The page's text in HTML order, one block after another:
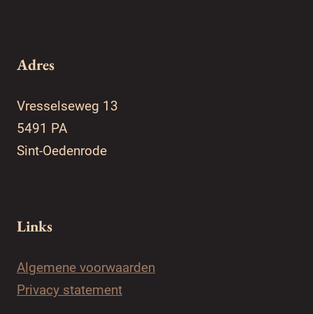
Adres
Vresselseweg 13
5491 PA
Sint-Oedenrode
Links
Algemene voorwaarden
Privacy statement